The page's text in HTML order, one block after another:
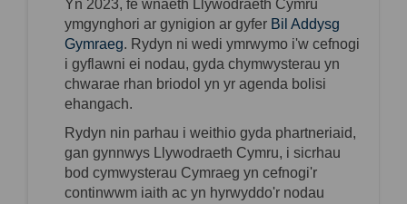
Yn 2023, fe wnaeth Llywodraeth Cymru
ymgynghori ar gynigion ar gyfer Bil Addysg
Gymraeg (External link)
. Rydyn ni wedi ymrwymo i'w cefnogi
i gyflawni ei nodau, gyda chymwysterau yn
chwarae rhan briodol yn yr agenda bolisi
ehangach.
Rydyn nin parhau i weithio gyda phartneriaid,
gan gynnwys Llywodraeth Cymru, i sicrhau
bod cymwysterau Cymraeg yn cefnogi'r
continwwm iaith ac yn hyrwyddo'r nodau